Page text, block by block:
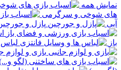
نمایش همه
های شوخی و سرگرمی
آبی
پازل و
باز
لباس
بازی و لوازم